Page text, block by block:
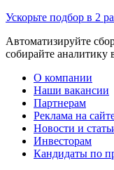
Ускорьте подбор в 2
Автоматизируйте
собирайте аналитику
О компании
Наши вакансии
Партнерам
Реклама на
Новости и
Инвесторам
Кандидаты по